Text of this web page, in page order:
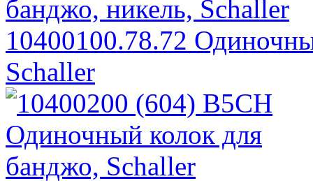
10400100.78.72
Schaller